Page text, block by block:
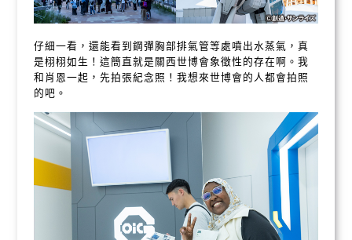
仔細一看，還能看到鋼彈胸部排氣管等處噴出水蒸氣，真
是栩栩如生！這簡直就是關西世博會象徵性的存在啊。我
和肖恩一起，先拍張紀念照！我想來世博會的人都會拍照
的吧。